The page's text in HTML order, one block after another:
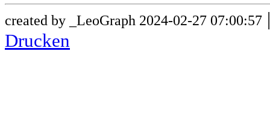
created by _LeoGraph 2024-02-27 07:00:57
Drucken